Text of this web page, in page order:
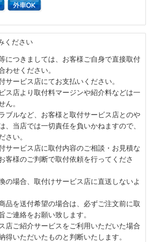
ください
につきましては、お客様ご自身で直接取付
わせください。
サービス店にてお支払いください。
ス店より取付料マージンや紹介料などは一
ん。
ブルなど、お客様と取付サービス店とのや
、当店では一切責任を負いかねますので、
さい。
サービス店に取付内容のご相談・お見積な
客様のご判断で取付依頼を行ってくださ
の場合、取付けサービス店に直送しないよ
品を送付希望の場合は、必ずご注文前に取
ご連絡をお願い致します。
店ご紹介サービスをご利用いただいた場合
得いただいたものと判断いたします。